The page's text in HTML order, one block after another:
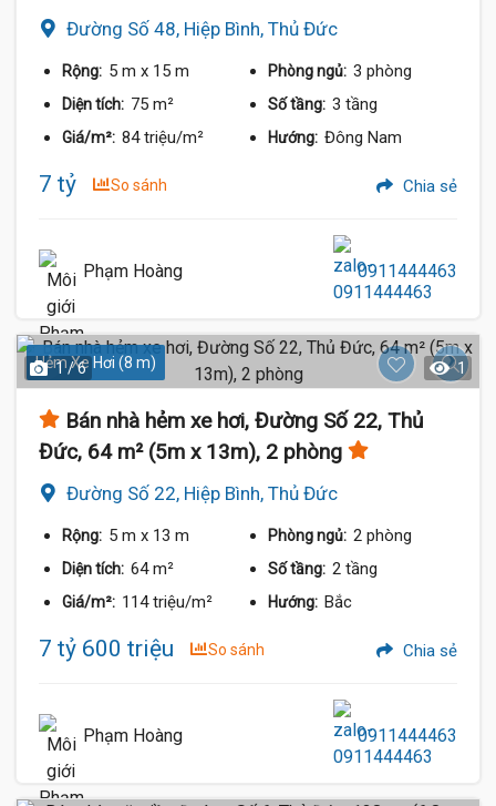
Đường Số 48, Hiệp Bình, Thủ Đức
Rộng: 5 m x 15 m Phòng ngủ: 3 phòng
Diện tích: 75 m² Số tầng: 3 tầng
Giá/m²: 84 triệu/m² Hướng: Đông Nam
7 tỷ So sánh Chia sẻ
Phạm Hoàng 0911444463
Hẻm Xe Hơi (8 m)
1 / 6 1
Bán nhà hẻm xe hơi, Đường Số 22, Thủ
Đức, 64 m² (5m x 13m), 2 phòng
Đường Số 22, Hiệp Bình, Thủ Đức
Rộng: 5 m x 13 m Phòng ngủ: 2 phòng
Diện tích: 64 m² Số tầng: 2 tầng
Giá/m²: 114 triệu/m² Hướng: Bắc
7 tỷ 600 triệu So sánh Chia sẻ
Phạm Hoàng 0911444463